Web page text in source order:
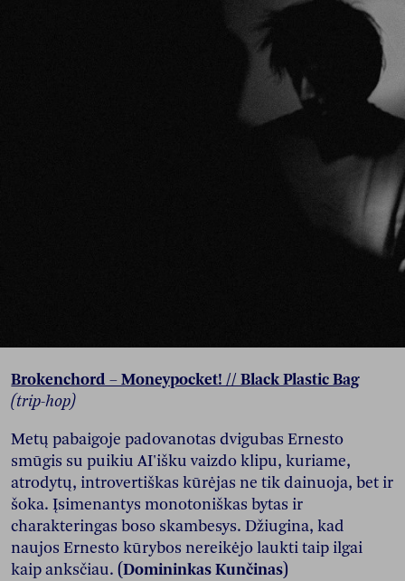
Brokenchord – Moneypocket! // Black Plastic Bag
(trip-hop)
Metų pabaigoje padovanotas dvigubas Ernesto
smūgis su puikiu AI'išku vaizdo klipu, kuriame,
atrodytų, introvertiškas kūrėjas ne tik dainuoja, bet ir
šoka. Įsimenantys monotoniškas bytas ir
charakteringas boso skambesys. Džiugina, kad
naujos Ernesto kūrybos nereikėjo laukti taip ilgai
kaip anksčiau.(Domininkas Kunčinas)